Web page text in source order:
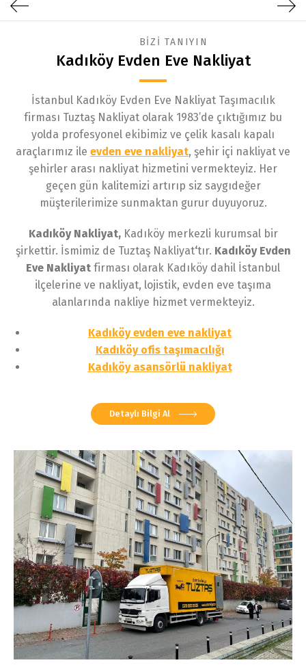
BİZİ TANIYIN
Kadıköy Evden Eve Nakliyat
İstanbul Kadıköy Evden Eve Nakliyat Taşımacılık
firması Tuztaş Nakliyat olarak 1983’de çıktığımız bu
yolda profesyonel ekibimiz ve çelik kasalı kapalı
araçlarımız ile evden eve nakliyat, şehir içi nakliyat ve
şehirler arası nakliyat hizmetini vermekteyiz. Her
geçen gün kalitemizi artırıp siz saygıdeğer
müşterilerimize sunmaktan gurur duyuyoruz.
Kadıköy Nakliyat, Kadıköy merkezli kurumsal bir
şirkettir. İsmimiz de Tuztaş Nakliyat‘tır. Kadıköy Evden
Eve Nakliyat firması olarak Kadıköy dahil İstanbul
ilçelerine ve nakliyat, lojistik, evden eve taşıma
alanlarında nakliye hizmet vermekteyiz.
Kadıköy evden eve nakliyat
Kadıköy ofis taşımacılığı
Kadıköy asansörlü nakliyat
Detaylı Bilgi Al